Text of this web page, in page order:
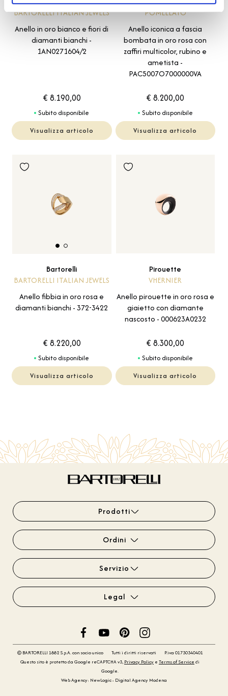
BARTORELLI ITALIAN JEWELS
Anello in oro bianco e fiori di
diamanti bianchi -
1AN0271604/2
€ 8.190,00
Subito disponibile
Visualizza articolo
POMELLATO
Anello iconica a fascia
bombata in oro rosa con
zaffiri multicolor, rubino e
ametista -
PAC5007O7000000VA
€ 8.200,00
Subito disponibile
Visualizza articolo
Bartorelli
BARTORELLI ITALIAN JEWELS
Anello fibbia in oro rosa e
diamanti bianchi - 372-3422
€ 8.220,00
Subito disponibile
Visualizza articolo
Pirouette
VHERNIER
Anello pirouette in oro rosa e
giaietto con diamante
nascosto - 000623A0232
€ 8.300,00
Subito disponibile
Visualizza articolo
Prodotti
Ordini
Servizio
Legal
© BARTORELLI 1882 S.p.A. con socio unico Tutti i diritti riservati
P.iva 01730340401
Questo sito è protetto da Google reCAPTCHA v3, Privacy Policy e Terms of Service di
Google.
Web Agency: NewLogic - Digital Agency Modena